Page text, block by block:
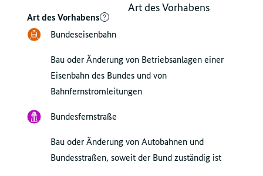
Art des Vorhabens
Art des Vorhabens
Bundeseisenbahn
Bau oder Änderung von Betriebsanlagen einer
Eisenbahn des Bundes und von
Bahnfernstromleitungen
Bundesfernstraße
Bau oder Änderung von Autobahnen und
Bundesstraßen, soweit der Bund zuständig ist